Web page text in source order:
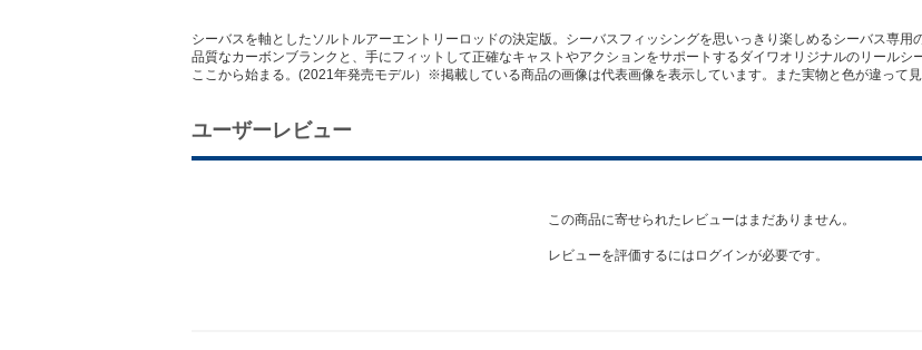
シーバスを軸としたソルトルアーエントリーロッドの決定版。シーバスフィッシングを思いっきり楽しめるシーバス専
品質なカーボンブランクと、手にフィットして正確なキャストやアクションをサポートするダイワオリジナルのリール
ここから始まる。(2021年発売モデル）※掲載している商品の画像は代表画像を表示しています。また実物と色が違って
ユーザーレビュー
この商品に寄せられたレビューはまだありません。
レビューを評価するには ログインが必要です。